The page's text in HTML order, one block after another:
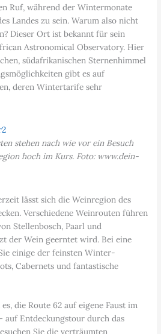
Ruf, während der Wintermonate
Landes zu sein. Warum also nicht
Dieser Ort ist bekannt für sein
Astronomical Observatory. Hier
südafrikanischen Sternenhimmel
gibt es auf
deren Wintertarife sehr
stehen nach wie vor ein Besuch
hoch im Kurs. Foto: www.dein-
lässt sich die Weinregion des
Verschiedene Weinrouten führen
Stellenbosch, Paarl und
der Wein geerntet wird. Bei eine
einige der feinsten Winter-
Cabernets und fantastische
die Route 62 auf eigene Faust im
auf Entdeckungstour durch das
Sie die verträumten